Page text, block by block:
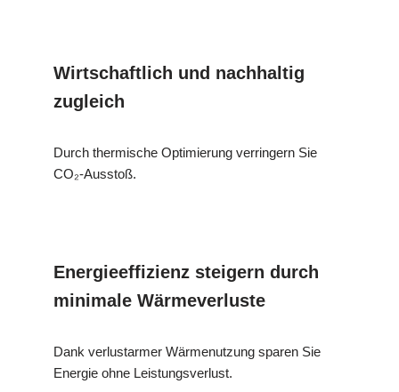
Wirtschaftlich und nachhaltig
zugleich
Durch thermische Optimierung verringern Sie
CO₂-Ausstoß.
Energieeffizienz steigern durch
minimale Wärmeverluste
Dank verlustarmer Wärmenutzung sparen Sie
Energie ohne Leistungsverlust.